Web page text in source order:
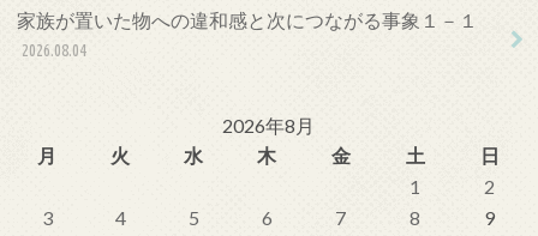
家族が置いた物への違和感と次につながる事象１－１
2026.08.04
2026年8月
月
火 水 木 金 土
日
1
2
3
4 5 6 7 8
9